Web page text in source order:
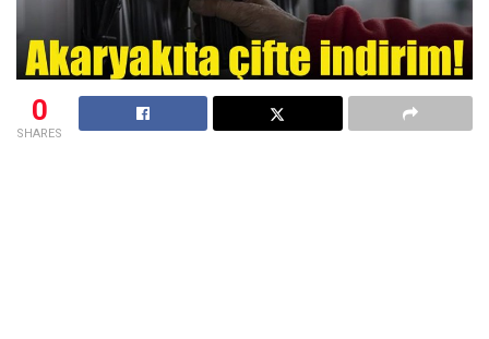
0
SHARES